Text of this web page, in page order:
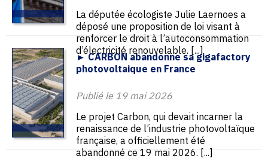
La députée écologiste Julie Laernoes a
déposé une proposition de loi visant à
renforcer le droit à l’autoconsommation
d’électricité renouvelable. [...]
► CARBON abandonne sa gigafactory
photovoltaique en France
Publié le 19 mai 2026
Le projet Carbon, qui devait incarner la
renaissance de l’industrie photovoltaïque
française, a officiellement été
abandonné ce 19 mai 2026. [...]